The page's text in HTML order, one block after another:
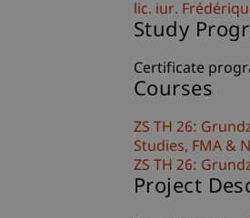
lic. iur.
Study
Certificate
Courses
ZS TH 26:
Studies, FMA &
ZS TH 26:
Project